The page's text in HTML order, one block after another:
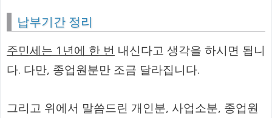
납부기간 정리
주민세는 1년에 한 번 내신다고 생각을 하시면 됩니
다. 다만, 종업원분만 조금 달라집니다.
그리고 위에서 말씀드린 개인분, 사업소분, 종업원